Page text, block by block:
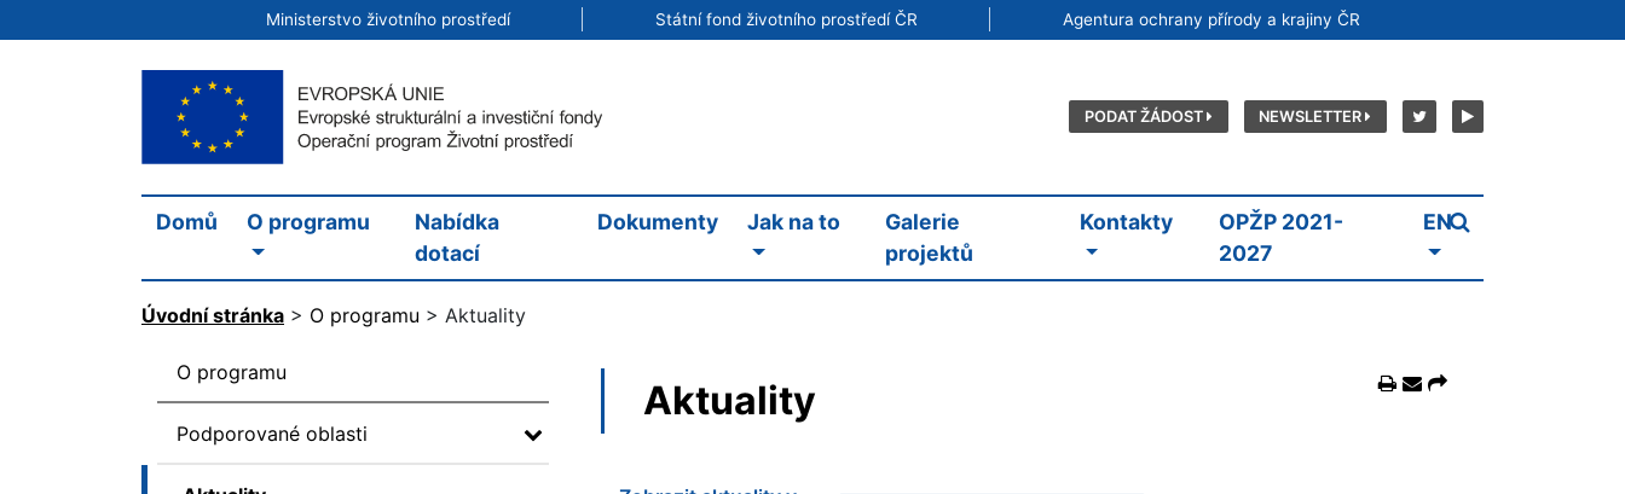
Ministerstvo životního prostředí Státní fond životního prostředí ČR Agentura ochrany přírody a krajiny ČR
PODAT ŽÁDOST NEWSLETTER
Domů O programu
Nabídka
dotací
Dokumenty Jak na to
Galerie
projektů
Kontakty
OPŽP 2021-
2027
EN
Úvodní stránka > O programu > Aktuality
O programu
Podporované oblasti
Aktuality